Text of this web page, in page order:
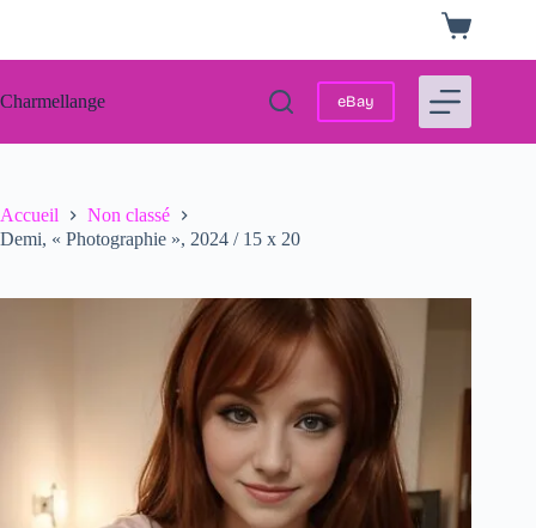
Panier
d’achat
Charmellange eBay
Accueil
Non classé
Demi, « Photographie », 2024 / 15 x 20